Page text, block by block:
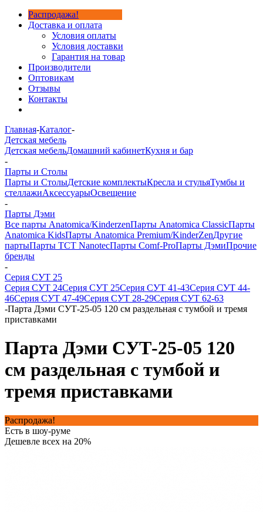
Распродажа!
Доставка и оплата
Условия оплаты
Условия доставки
Гарантия на товар
Производители
Оптовикам
Отзывы
Контакты
Главная-Каталог-
Детская мебель
Детская мебельДомашний кабинетКухня и бар
-
Парты и Столы
Парты и СтолыДетские комплектыКресла и стульяТумбы и
стеллажиАксессуарыОсвещение
-
Парты Дэми
Все парты Anatomica/KinderzenПарты Anatomica ClassicПарты
Anatomica KidsПарты Anatomica Premium/KinderZenДругие
партыПарты TCT NanotecПарты Comf-ProПарты ДэмиПрочие
бренды
-
Серия СУТ 25
Серия СУТ 24Серия СУТ 25Серия СУТ 41-43Серия СУТ 44-
46Серия СУТ 47-49Серия СУТ 28-29Серия СУТ 62-63
-Парта Дэми СУТ-25-05 120 см раздельная с тумбой и тремя
приставками
Парта Дэми СУТ-25-05 120
см раздельная с тумбой и
тремя приставками
Распродажа!
Есть в шоу-руме
Дешевле всех на 20%